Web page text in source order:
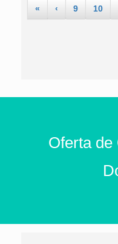
« ‹ 9 10
Oferta de